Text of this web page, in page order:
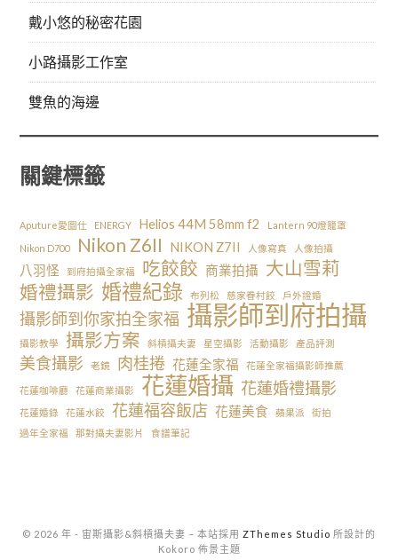
戴小悠的秘密花園
小路攝影工作室
雙魚的海邊
關鍵標籤
Aputure愛圖仕 ENERGY Helios 44M 58mm f2
Lantern 90燈籠罩
Nikon D700
Nikon Z6II NIKON Z7II 人像寫真 人像拍攝
八羽怪 到府拍攝全家福 吃餃餃 商業拍攝 大山雪莉
婚禮攝影 婚禮紀錄 布列松 慈家眷村餃 戶外證婚
攝影師到你家拍全家福 攝影師到府拍攝
攝影教學 攝影方案 斜槓攝夫妻 星空攝影 活動攝影 產品評測
美食攝影 老鏡 肉桂捲 花蓮全家福 花蓮全家福攝影師推薦
花蓮咖啡廳 花蓮商業攝影 花蓮婚攝 花蓮婚禮攝影
花蓮婚錄 花蓮水餃 花蓮福容飯店 花蓮美食 蘋果派
街拍
過年全家福
那對攝夫妻影片 食譜筆記
© 2026 年 - 宙斯攝影&斜槓攝夫妻 – 本站採用 ZThemes Studio 所設計的
Kokoro 佈景主題